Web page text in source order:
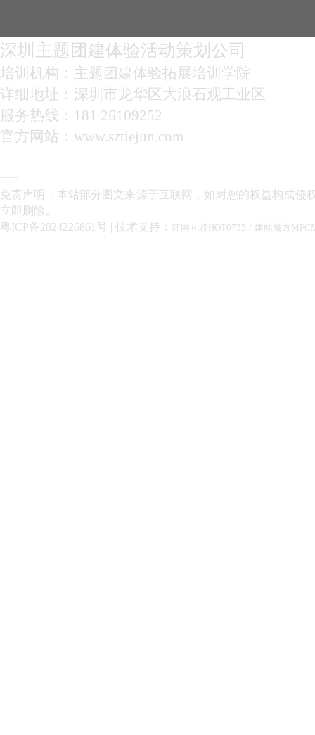
深圳主题团建体验活动策划公司
培训机构：主题团建体验拓展培训学院
详细地址：深圳市龙华区大浪石观工业区
服务热线：181 26109252
官方网站：www.sztiejun.com
免责声明：本站部分图文来源于互联网，如对您的权益构成侵
立即删除。
粤ICP备2024226861号 | 技术支持： 红网互联HOT0755 / 建站魔方